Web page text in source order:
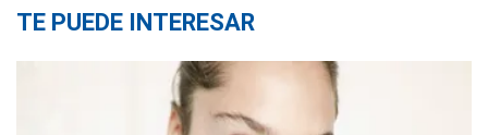
TE PUEDE INTERESAR